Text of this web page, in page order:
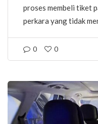
proses membeli tiket
perkara yang tidak
0 0